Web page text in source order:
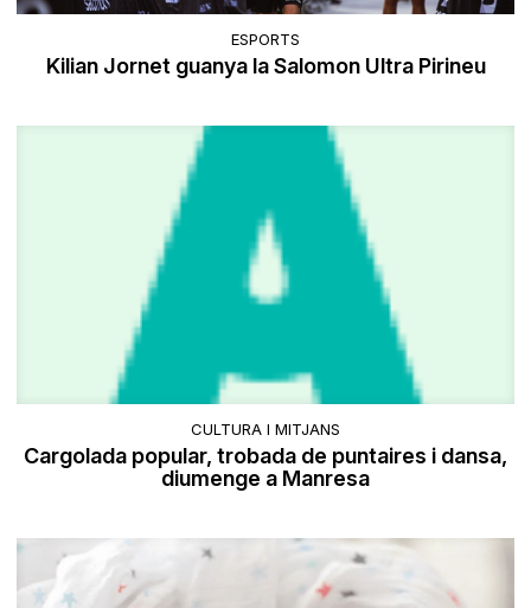
ESPORTS
Kilian Jornet guanya la Salomon Ultra Pirineu
CULTURA I MITJANS
Cargolada popular, trobada de puntaires i dansa,
diumenge a Manresa